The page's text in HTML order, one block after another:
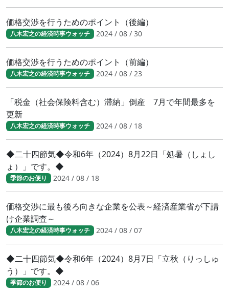
価格交渉を行うためのポイント（後編）
八木宏之の経済時事ウォッチ 2024 / 08 / 30
価格交渉を行うためのポイント（前編）
八木宏之の経済時事ウォッチ 2024 / 08 / 23
「税金（社会保険料含む）滞納」倒産 7月で年間最多を
更新
八木宏之の経済時事ウォッチ 2024 / 08 / 18
◆二十四節気◆令和6年（2024）8月22日「処暑（しょし
ょ）」です。◆
季節のお便り 2024 / 08 / 18
価格交渉に最も後ろ向きな企業を公表～経済産業省が下請
け企業調査～
八木宏之の経済時事ウォッチ 2024 / 08 / 07
◆二十四節気◆令和6年（2024）8月7日「立秋（りっしゅ
う）」です。◆
季節のお便り 2024 / 08 / 06